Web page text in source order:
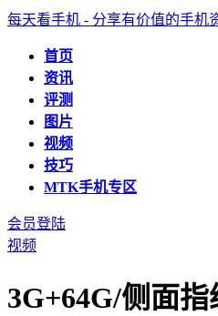
每天看手机 - 分享有价值的手机
首页
资讯
评测
图片
视频
技巧
MTK手机专区
会员登陆
视频
3G+64G/侧面